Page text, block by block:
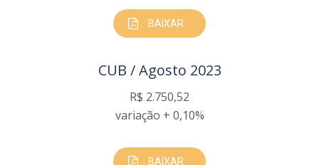
BAIXAR
CUB / Agosto 2023
R$ 2.750,52
variação + 0,10%
BAIXAR